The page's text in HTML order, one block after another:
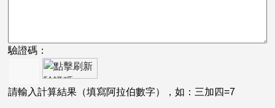
驗證碼：
請輸入計算結果（填寫阿拉伯數字），如：三加四=7